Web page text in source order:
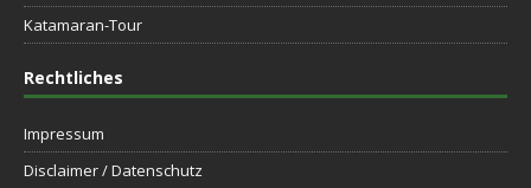
Katamaran-Tour
Rechtliches
Impressum
Disclaimer / Datenschutz